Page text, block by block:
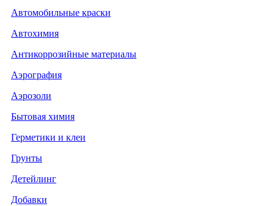
Автомобильные краски
Автохимия
Антикоррозийные материалы
Аэрография
Аэрозоли
Бытовая химия
Герметики и клеи
Грунты
Детейлинг
Добавки